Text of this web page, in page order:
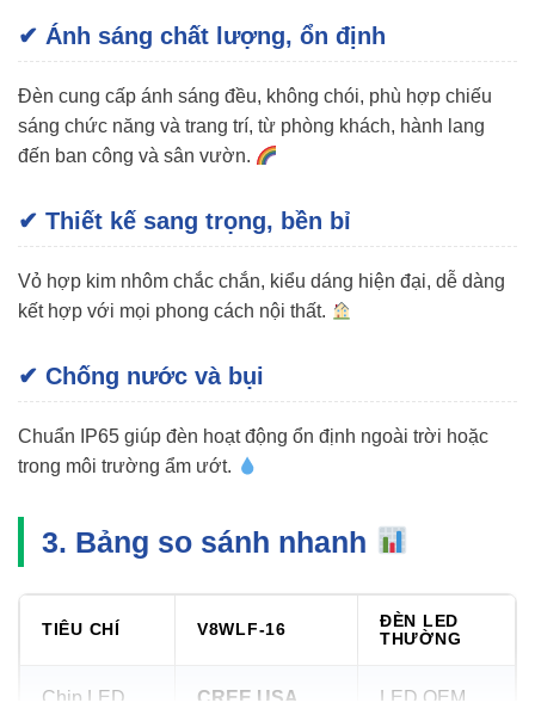
✔ Ánh sáng chất lượng, ổn định
Đèn cung cấp ánh sáng đều, không chói, phù hợp chiếu
sáng chức năng và trang trí, từ phòng khách, hành lang
đến ban công và sân vườn.
✔ Thiết kế sang trọng, bền bỉ
Vỏ hợp kim nhôm chắc chắn, kiểu dáng hiện đại, dễ dàng
kết hợp với mọi phong cách nội thất.
✔ Chống nước và bụi
Chuẩn IP65 giúp đèn hoạt động ổn định ngoài trời hoặc
trong môi trường ẩm ướt.
3. Bảng so sánh nhanh
TIÊU CHÍ V8WLF-16
ĐÈN LED
THƯỜNG
Chip LED CREE USA LED OEM